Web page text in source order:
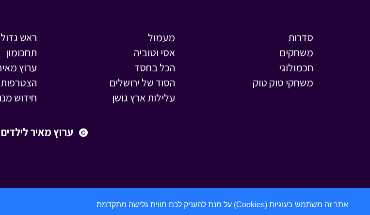
אתר זה משתמש בעוגיות (Cookies) על מנת להעניק לכם חווית גלישה מתקדמת
סדרות
משחקים
חכמולוגי
משחקי טוק טוק
מעמול
אסי וטוביה
הכל בחסד
הסוד של ירושלים
עלילות ארץ גושן
ראש גדול
תחכומון
ערוץ
הצטרפות
חידוש